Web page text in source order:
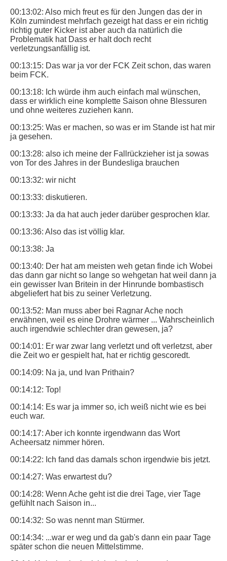
00:13:02: Also mich freut es für den Jungen das der in
Köln zumindest mehrfach gezeigt hat dass er ein richtig
richtig guter Kicker ist aber auch da natürlich die
Problematik hat Dass er halt doch recht
verletzungsanfällig ist.
00:13:15: Das war ja vor der FCK Zeit schon, das waren
beim FCK.
00:13:18: Ich würde ihm auch einfach mal wünschen,
dass er wirklich eine komplette Saison ohne Blessuren
und ohne weiteres zuziehen kann.
00:13:25: Was er machen, so was er im Stande ist hat mir
ja gesehen.
00:13:28: also ich meine der Fallrückzieher ist ja sowas
von Tor des Jahres in der Bundesliga brauchen
00:13:32: wir nicht
00:13:33: diskutieren.
00:13:33: Ja da hat auch jeder darüber gesprochen klar.
00:13:36: Also das ist völlig klar.
00:13:38: Ja
00:13:40: Der hat am meisten weh getan finde ich Wobei
das dann gar nicht so lange so wehgetan hat weil dann ja
ein gewisser Ivan Britein in der Hinrunde bombastisch
abgeliefert hat bis zu seiner Verletzung.
00:13:52: Man muss aber bei Ragnar Ache noch
erwähnen, weil es eine Drohre wärmer ... Wahrscheinlich
auch irgendwie schlechter dran gewesen, ja?
00:14:01: Er war zwar lang verletzt und oft verletzst, aber
die Zeit wo er gespielt hat, hat er richtig gescoredt.
00:14:09: Na ja, und Ivan Prithain?
00:14:12: Top!
00:14:14: Es war ja immer so, ich weiß nicht wie es bei
euch war.
00:14:17: Aber ich konnte irgendwann das Wort
Acheersatz nimmer hören.
00:14:22: Ich fand das damals schon irgendwie bis jetzt.
00:14:27: Was erwartest du?
00:14:28: Wenn Ache geht ist die drei Tage, vier Tage
gefühlt nach Saison in...
00:14:32: So was nennt man Stürmer.
00:14:34: ...war er weg und da gab's dann ein paar Tage
später schon die neuen Mittelstimme.